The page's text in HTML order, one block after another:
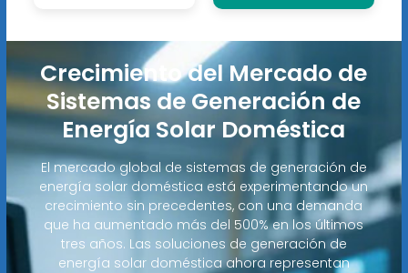
Crecimiento del Mercado de
Sistemas de Generación de
Energía Solar Doméstica
El mercado global de sistemas de generación de
energía solar doméstica está experimentando un
crecimiento sin precedentes, con una demanda
que ha aumentado más del 500% en los últimos
tres años. Las soluciones de generación de
energía solar doméstica ahora representan